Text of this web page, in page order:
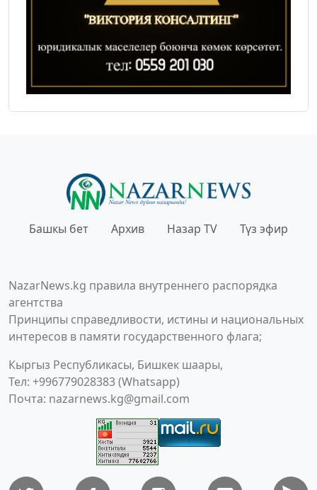
Башкы бет Архив Назар TV Түз эфир
NazarNews.kg правила внутреннего распорядка
агентства
Принципы справедливости, истины и национальных
интересов в памяти государственного флага;
Кыргыз Республикасы, Бишкек шаары,
Тел: +996779028383 (Whatsapp)
Почта: nazarnews.kg@gmail.com